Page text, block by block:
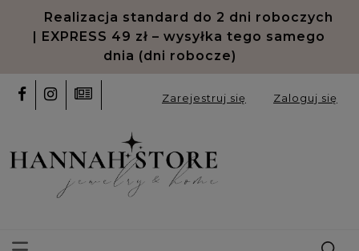
Realizacja standard do 2 dni roboczych
| EXPRESS 49 zł – wysyłka tego samego
dnia (dni robocze)
Zarejestruj się Zaloguj się